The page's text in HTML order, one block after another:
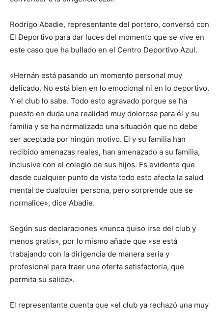
Rodrigo Abadie, representante del portero, conversó con
El Deportivo para dar luces del momento que se vive en
este caso que ha bullado en el Centro Deportivo Azul.
«Hernán está pasando un momento personal muy
delicado. No está bien en lo emocional ni en lo deportivo.
Y el club lo sabe. Todo esto agravado porque se ha
puesto en duda una realidad muy dolorosa para él y su
familia y se ha normalizado una situación que no debe
ser aceptada por ningún motivo. El y su familia han
recibido amenazas reales, han amenazado a su familia,
inclusive con el colegio de sus hijos. Es evidente que
desde cualquier punto de vista todo esto afecta la salud
mental de cualquier persona, pero sorprende que se
normalice», dice Abadie.
Según sus declaraciones «nunca quiso irse del club y
menos gratis», por lo mismo añade que «se está
trabajando con la dirigencia de manera seria y
profesional para traer una oferta satisfactoria, que
permita su salida».
El representante cuenta que «el club ya rechazó una muy